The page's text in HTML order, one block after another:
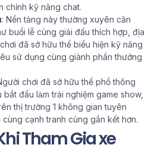
chỉnh kỹ năng chat.
: Nền tảng này thường xuyên căn
buổi lễ cùng giải đấu thích hợp, địa
đã sở hữu thể biểu hiện kỹ năng
sử dụng cùng giành phần thưởng
chơi đã sở hữu thể phổ thông
đầu làm trải nghiệm game show,
thị trường 1 không gian tuyên
cạnh tranh cùng gắn kết hơn.
Tham Gia xe